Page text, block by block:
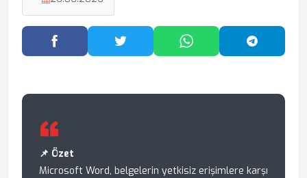
Facebook'ta PaylaşTwitter'da PaylaşWhatsApp'ta Paylaş
📌 Özet
Microsoft Word, belgelerin yetkisiz erişimlere karşı